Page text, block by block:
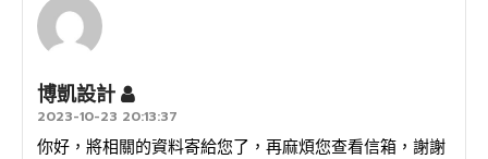
博凱設計
2023-10-23 20:13:37
你好，將相關的資料寄給您了，再麻煩您查看信箱，謝謝